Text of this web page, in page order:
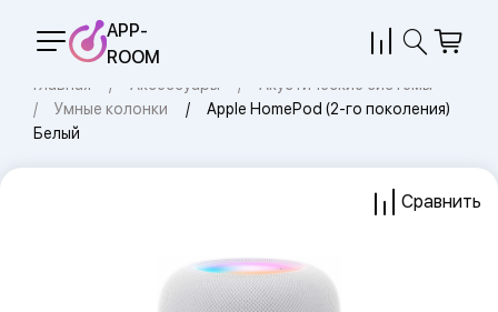
APP-
ROOM
Главная Аксессуары
Акустические системы
Умные колонки
Apple HomePod (2-го поколения)
Белый
Сравнить